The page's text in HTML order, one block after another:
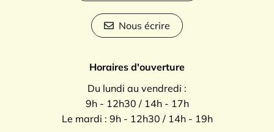
Nous écrire
Horaires d'ouverture
Du lundi au vendredi :
9h - 12h30 / 14h - 17h
Le mardi : 9h - 12h30 / 14h - 19h